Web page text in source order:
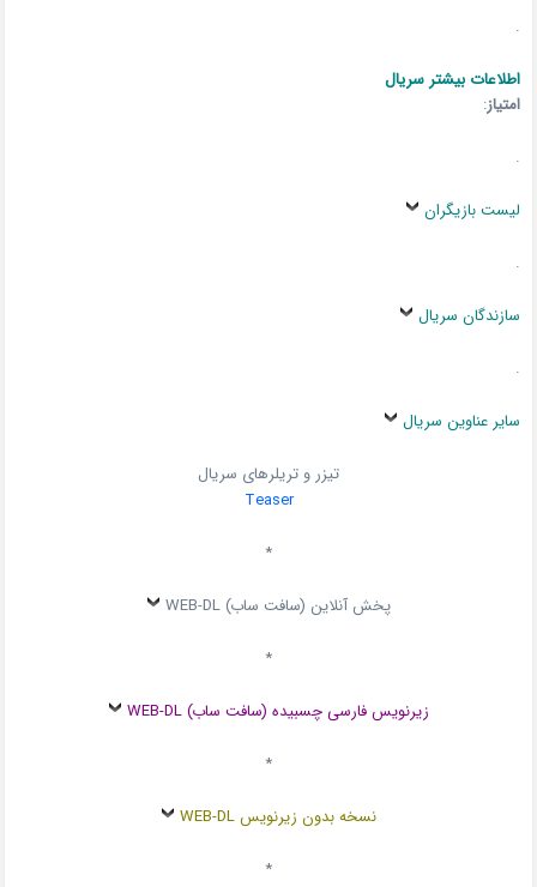
.
اطلاعات بیشتر سریال
امتیاز:
.
لیست بازیگران
.
سازندگان سریال
.
سایر عناوین سریال
تیزر و تریلرهای سریال
Teaser
*
پخش آنلاین (سافت ساب) WEB-DL
*
زیرنویس فارسی چسبیده (سافت ساب) WEB-DL
*
نسخه بدون زیرنویس WEB-DL
*